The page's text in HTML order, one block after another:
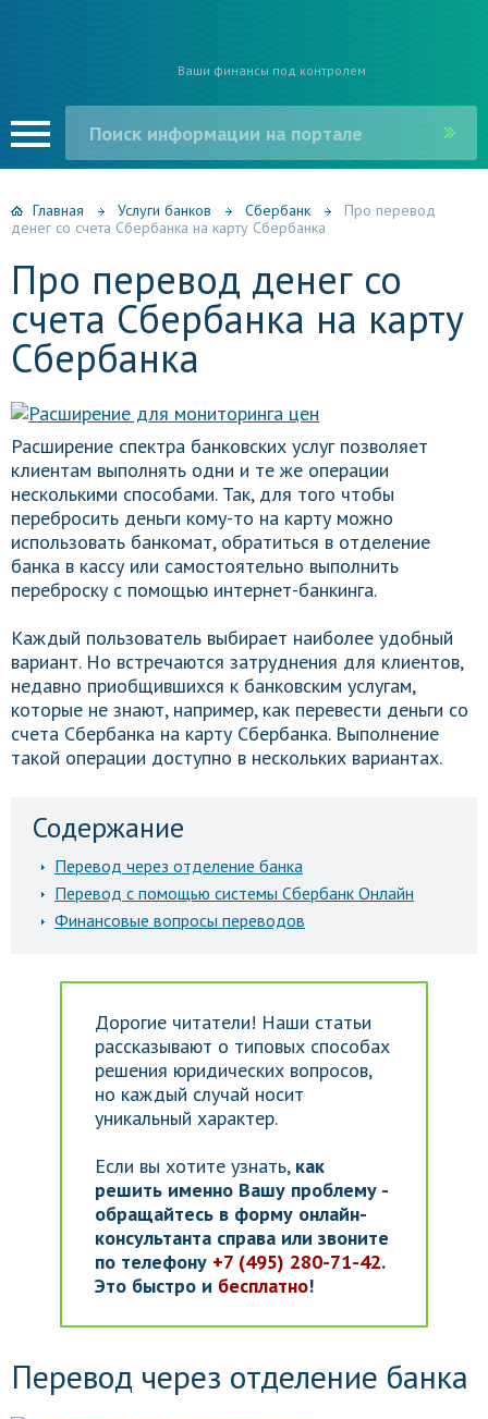
Ваши финансы под контролем
Главная Услуги банков Сбербанк
Про перевод
денег со счета Сбербанка на карту Сбербанка
Про перевод денег со
счета Сбербанка на карту
Сбербанка
Расширение спектра банковских услуг позволяет
клиентам выполнять одни и те же операции
несколькими способами. Так, для того чтобы
перебросить деньги кому-то на карту можно
использовать банкомат, обратиться в отделение
банка в кассу или самостоятельно выполнить
переброску с помощью интернет-банкинга.
Каждый пользователь выбирает наиболее удобный
вариант. Но встречаются затруднения для клиентов,
недавно приобщившихся к банковским услугам,
которые не знают, например, как перевести деньги со
счета Сбербанка на карту Сбербанка. Выполнение
такой операции доступно в нескольких вариантах.
Содержание
Перевод через отделение банка
Перевод с помощью системы Сбербанк Онлайн
Финансовые вопросы переводов
Дорогие читатели! Наши статьи
рассказывают о типовых способах
решения юридических вопросов,
но каждый случай носит
уникальный характер.
Если вы хотите узнать, как
решить именно Вашу проблему -
обращайтесь в форму онлайн-
консультанта справа или звоните
по телефону +7 (495) 280-71-42.
Это быстро и бесплатно!
Перевод через отделение банка